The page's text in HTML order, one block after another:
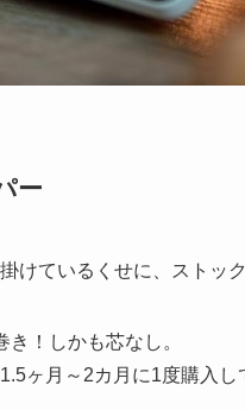
ー
けているくせに、ストッ
！しかも芯なし。
ヶ月～2カ月に1度購入し